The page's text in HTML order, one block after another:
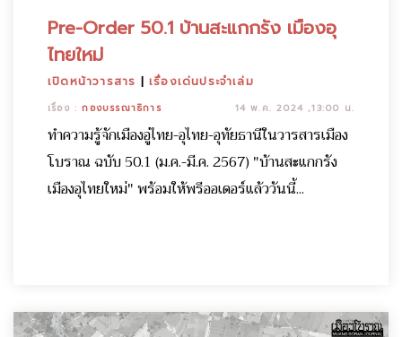
Pre-Order 50.1 บ้านสะแกกรัง เมืองอุ
ไทยใหม่
เปิดหน้าวารสาร |เรื่องเด่นประจำเล่ม
เรื่อง :กองบรรณาธิการ 14 พ.ค. 2024 ,13:00 น.
ทำความรู้จักเมืองอู่ไทย-อุไทย-อุทัยธานีในวารสารเมือง
โบราณ ฉบับ 50.1 (ม.ค.-มี.ค. 2567) "บ้านสะแกกรัง
เมืองอุไทยใหม่" พร้อมให้พรีออเดอร์แล้ววันนี้...